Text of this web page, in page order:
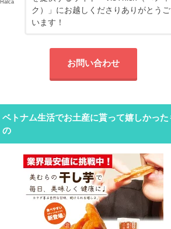
Halca
ク）」にお越しくださりありがとう
います！
お問い合わせ
ベトナム生活でお土産に貰って嬉しかった
の